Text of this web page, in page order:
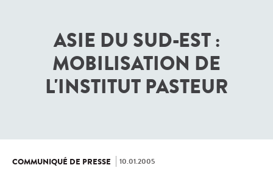
ASIE DU SUD-EST :
MOBILISATION DE
L'INSTITUT PASTEUR
COMMUNIQUÉ DE PRESSE 10.01.2005